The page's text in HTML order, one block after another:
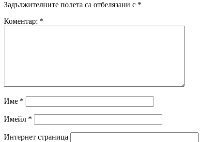
Задължителните полета са отбелязани с *
Коментар: *
Име *
Имейл *
Интернет страница